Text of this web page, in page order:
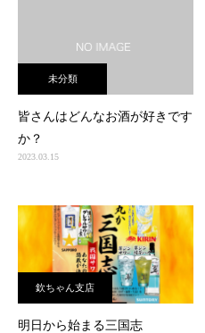
未分類
皆さんはどんなお酒が好きです
か？
2023.03.15
欽ちゃん支店
明日から始まる三国志